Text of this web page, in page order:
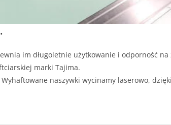
im długoletnie użytkowanie i odporność
marki Tajima.
naszywki wycinamy laserowo,